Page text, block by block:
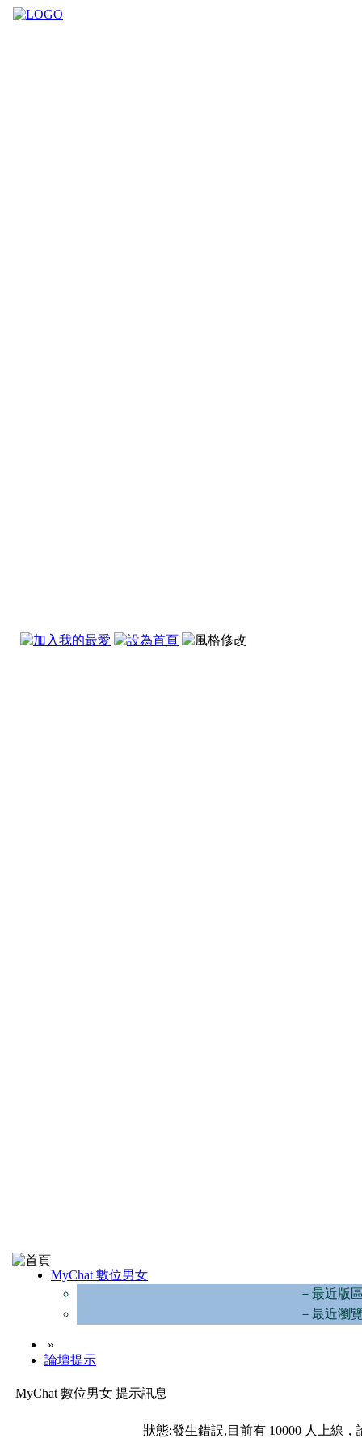
MyChat 數位男女
－最近版
－最近瀏
»
論壇提示
MyChat 數位男女 提示訊息
狀態:發生錯誤,目前有 10000 人上線